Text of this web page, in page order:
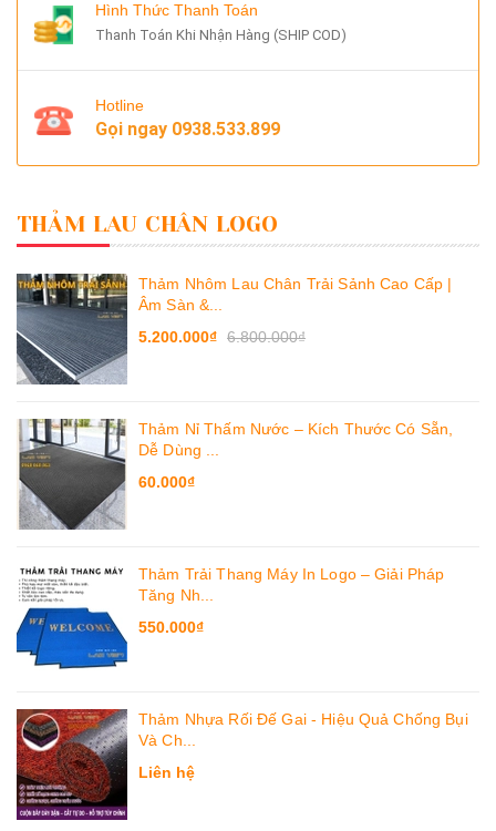
Hình Thức Thanh Toán
Thanh Toán Khi Nhận Hàng (SHIP COD)
Hotline
Gọi ngay 0938.533.899
THẢM LAU CHÂN LOGO
Thảm Nhôm Lau Chân Trải Sảnh Cao Cấp |
Âm Sàn &...
5.200.000₫ 6.800.000₫
Thảm Nỉ Thấm Nước – Kích Thước Có Sẵn,
Dễ Dùng ...
60.000₫
Thảm Trải Thang Máy In Logo – Giải Pháp
Tăng Nh...
550.000₫
Thảm Nhựa Rối Đế Gai - Hiệu Quả Chống Bụi
Và Ch...
Liên hệ